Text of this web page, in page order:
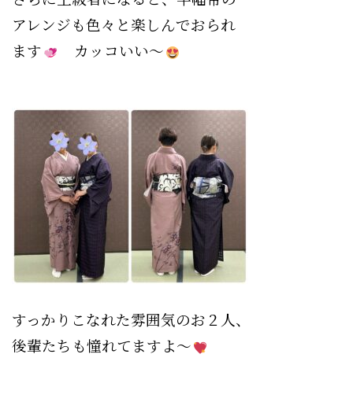
アレンジも色々と楽しんでおられ
ます
カッコいい〜
すっかりこなれた雰囲気のお２人、
後輩たちも憧れてますよ〜